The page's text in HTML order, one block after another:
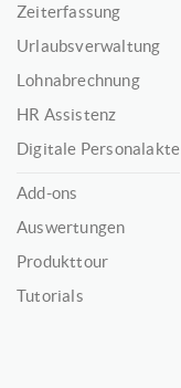
Zeiterfassung
Urlaubsverwaltung
Lohnabrechnung
HR Assistenz
Digitale Personalakte
Add-ons
Auswertungen
Produkttour
Tutorials